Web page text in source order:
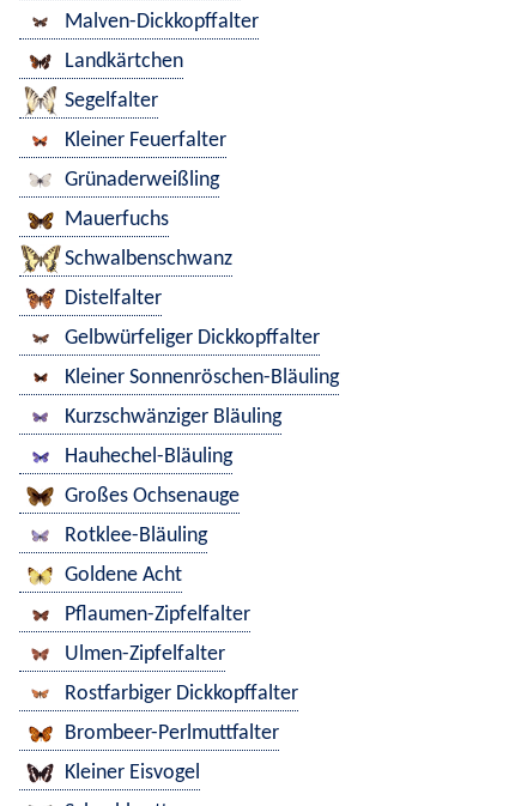
Malven-Dickkopffalter
Landkärtchen
Segelfalter
Kleiner Feuerfalter
Grünaderweißling
Mauerfuchs
Schwalbenschwanz
Distelfalter
Gelbwürfeliger Dickkopffalter
Kleiner Sonnenröschen-Bläuling
Kurzschwänziger Bläuling
Hauhechel-Bläuling
Großes Ochsenauge
Rotklee-Bläuling
Goldene Acht
Pflaumen-Zipfelfalter
Ulmen-Zipfelfalter
Rostfarbiger Dickkopffalter
Brombeer-Perlmuttfalter
Kleiner Eisvogel